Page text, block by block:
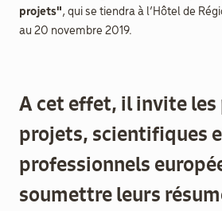
Actualités
Recrutement
Documenthèque
projets", qui se tiendra à l’Hôtel de
au 20 novembre 2019.
A cet effet, il invite les
projets, scientifiques
professionnels
soumettre leurs